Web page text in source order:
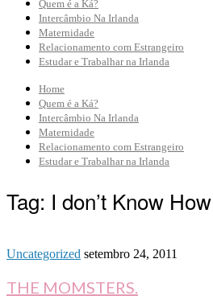
Quem é a Ká?
Intercâmbio Na Irlanda
Maternidade
Relacionamento com Estrangeiro
Estudar e Trabalhar na Irlanda
Home
Quem é a Ká?
Intercâmbio Na Irlanda
Maternidade
Relacionamento com Estrangeiro
Estudar e Trabalhar na Irlanda
Tag: I don’t Know
Uncategorized setembro 24, 2011
THE MOMSTERS.